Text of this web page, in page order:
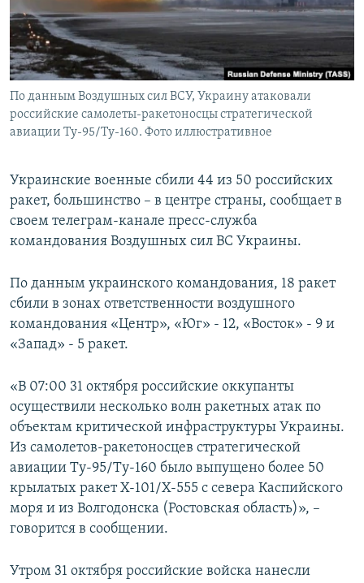
ПОБЕДИТЕЛЕЙ НЕ СУДЯТ?
КРЫМ.НЕПОКОРЕННЫЙ
ELIFBE
УКРАИНСКАЯ ПРОБЛЕМА КРЫМА
ПРИСОЕДИНЯЙТЕСЬ!
Все сайты RFE/RL
По данным Воздушных сил ВСУ, Украину атаковали
российские самолеты-ракетоносцы стратегической
авиации Ту-95/Ту-160. Фото иллюстративное
Украинские военные сбили 44 из 50 российских
ракет, большинство – в центре страны, сообщает в
своем телеграм-канале пресс-служба
командования Воздушных сил ВС Украины.
По данным украинского командования, 18 ракет
сбили в зонах ответственности воздушного
командования «Центр», «Юг» - 12, «Восток» - 9 и
«Запад» - 5 ракет.
«В 07:00 31 октября российские оккупанты
осуществили несколько волн ракетных атак по
объектам критической инфраструктуры Украины.
Из самолетов-ракетоносцев стратегической
авиации Ту-95/Ту-160 было выпущено более 50
крылатых ракет Х-101/Х-555 с севера Каспийского
моря и из Волгодонска (Ростовская область)», –
говорится в сообщении.
Утром 31 октября российские войска нанесли